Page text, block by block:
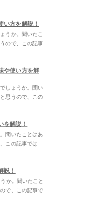
い方を解説！
うか。聞いたこ
ので、この記事
や使い方を解
しょうか。聞い
思うので、この
を解説！
聞いたことはあ
この記事では
説！
か。聞いたこと
で、この記事で